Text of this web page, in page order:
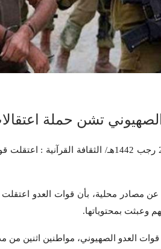
تشن حملة
| أخبار فلسطين | 25 رجب 1442هـ/
عن مصادر محلية، بأن قوات العدو
وعبثت بمحتوياتها.
العدو الصهيوني، مواطنين اثنين من